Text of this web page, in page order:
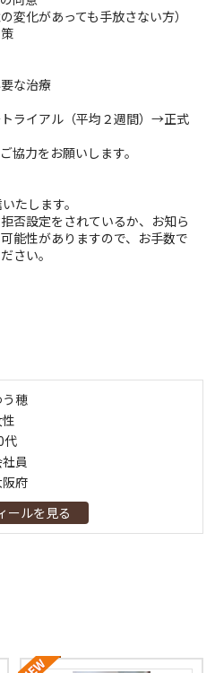
変化があっても手放さない方）
な治療
ライアル（平均２週間）→正式
協力をお願いします。
たします。
否設定をされているか、お知ら
能性がありますので、お手数で
さい。
う穂
代
員
府
ールを見る